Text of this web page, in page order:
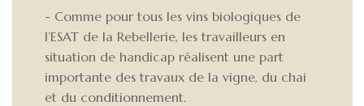
- Comme pour tous les vins biologiques de
l’ESAT de la Rebellerie, les travailleurs en
situation de handicap réalisent une part
importante des travaux de la vigne, du chai
et du conditionnement.